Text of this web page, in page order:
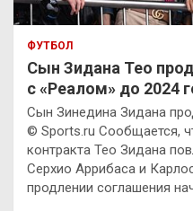
ФУТБОЛ
Сын Зидана Тео
с «Реалом» до 2024
Сын Зинедина Зидана
© Sports.ru Сообщается,
контракта Тео Зидана
Серхио Аррибаса и
продлении соглашения